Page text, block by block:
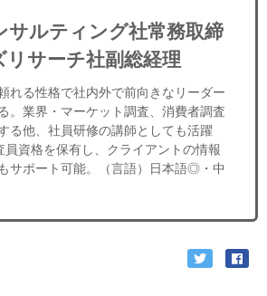
サルティング社常務取締
リサーチ社副総経理
れる性格で社内外で前向きなリーダー
。業界・マーケット調査、消費者調査
る他、社員研修の講師としても活躍
資格を保有し、クライアントの情報
サポート可能。（言語）日本語◎・中